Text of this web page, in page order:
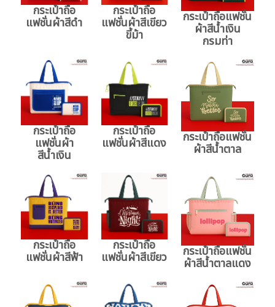
กระเป๋าถือ
แฟชั่นผ้าสีดำ
กระเป๋าถือ
แฟชั่นผ้าสีเขียว
ขี้ม้า
กระเป๋าถือแฟชั่น
ผ้าสีน้ำเงิน
กรมท่า
กระเป๋าถือ
แฟชั่นผ้า
สีน้ำเงิน
กระเป๋าถือ
แฟชั่นผ้าสีแดง กระเป๋าถือแฟชั่น
ผ้าสีน้ำตาล
กระเป๋าถือ
แฟชั่นผ้าสีฟ้า
กระเป๋าถือ
แฟชั่นผ้าสีเขียว กระเป๋าถือแฟชั่น
ผ้าสีน้ำตาลแดง